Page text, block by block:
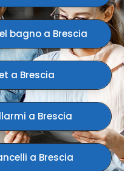
bagno​ a Brescia
a Brescia
a Brescia
a Brescia